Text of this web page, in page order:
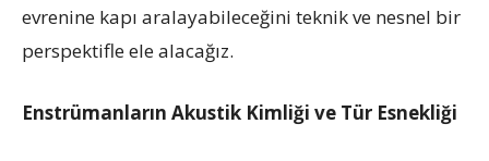
evrenine kapı aralayabileceğini teknik ve nesnel bir
perspektifle ele alacağız.
Enstrümanların Akustik Kimliği ve Tür Esnekliği